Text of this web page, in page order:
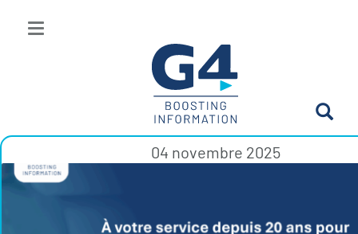
04 novembre 2025